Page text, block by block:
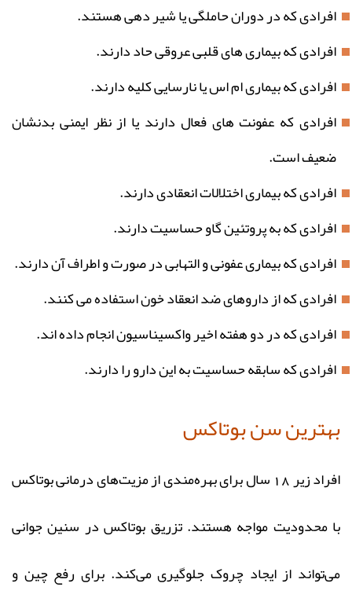
افرادی که در دوران حاملگی یا شیر دهی هستند.
افرادی که بیماری های قلبی عروقی حاد دارند.
افرادی که بیماری ام اس یا نارسایی کلیه دارند.
افرادی که عفونت های فعال دارند یا از نظر ایمنی بدنشان
ضعیف است.
افرادی که بیماری اختلالات انعقادی دارند.
افرادی که به پروتئین گاو حساسیت دارند.
افرادی که بیماری عفونی و التهابی در صورت و اطراف آن دارند.
افرادی که از داروهای ضد انعقاد خون استفاده می کنند.
افرادی که در دو هفته اخیر واکسیناسیون انجام داده اند.
افرادی که سابقه حساسیت به این دارو را دارند.
بهترین سن بوتاکس
افراد زیر 18 سال برای بهره‌مندی از مزیت‌های درمانی بوتاکس
با محدودیت مواجه هستند. تزریق بوتاکس در سنین جوانی
می‌تواند از ایجاد چروک جلوگیری می‌کند. برای رفع چین و